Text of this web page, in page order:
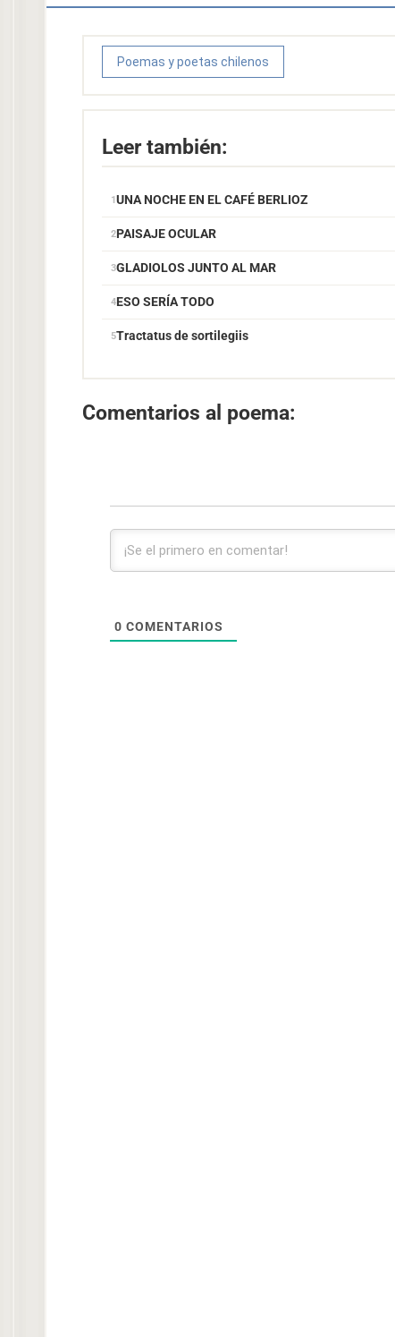
Poemas y poetas chilenos
Leer también:
UNA NOCHE EN EL CAFÉ BERLIOZ
PAISAJE OCULAR
GLADIOLOS JUNTO AL MAR
ESO SERÍA TODO
Tractatus de sortilegiis
Comentarios al poema:
0 COMENTARIOS